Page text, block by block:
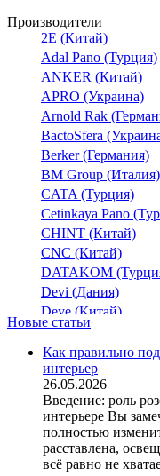
Производители
2E (Китай)
Adal Pano (Турция)
ANKER (Китай)
APRO (Украина)
Arnold Rak
BactoSfera
Berker (Германия)
BM Group (Италия)
CATA (Турция)
Cetinkaya Pano
CHINT (Китай)
CNC (Китай)
DATAKOM
Devi (Дания)
Deye (Китай)
DigiTop (Украина)
DKC (Украина)
Dyness (Китай)
E.NEXT (Украина)
EAE Electric
Eastron (Китай)
Eaton (США)
ElectrO (Украина)
Новые статьи
Как правильно
интерьер
26.05.2026
Введение: роль
интерьере Вы
полностью
расставлена,
всё равно не